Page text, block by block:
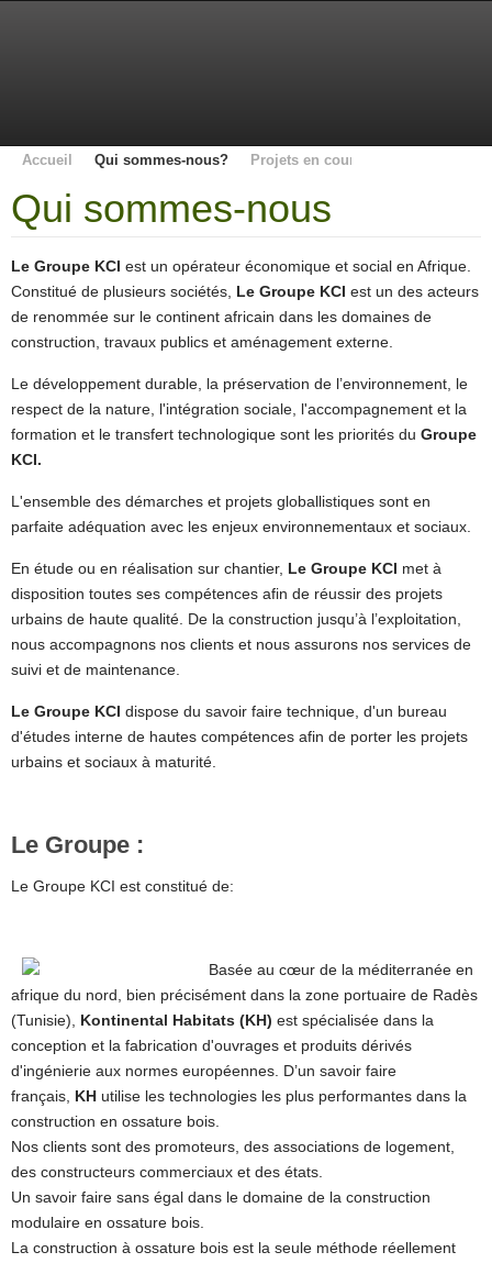
Accueil Qui sommes-nous? Projets en cours
Qui sommes-nous
Le Groupe KCI est un opérateur économique et social en Afrique.
Constitué de plusieurs sociétés, Le Groupe KCI est un des acteurs
de renommée sur le continent africain dans les domaines de
construction, travaux publics et aménagement externe.
Le développement durable, la préservation de l’environnement, le
respect de la nature, l'intégration sociale, l'accompagnement et la
formation et le transfert technologique sont les priorités du Groupe
KCI.
L'ensemble des démarches et projets globallistiques sont en
parfaite adéquation avec les enjeux environnementaux et sociaux.
En étude ou en réalisation sur chantier, Le Groupe KCI met à
disposition toutes ses compétences afin de réussir des projets
urbains de haute qualité. De la construction jusqu’à l’exploitation,
nous accompagnons nos clients et nous assurons nos services de
suivi et de maintenance.
Le Groupe KCI dispose du savoir faire technique, d'un bureau
d'études interne de hautes compétences afin de porter les projets
urbains et sociaux à maturité.
Le Groupe :
Le Groupe KCI est constitué de:
Basée au cœur de la méditerranée en
afrique du nord, bien précisément dans la zone portuaire de Radès
(Tunisie), Kontinental Habitats (KH) est spécialisée dans la
conception et la fabrication d'ouvrages et produits dérivés
d'ingénierie aux normes européennes. D’un savoir faire
français, KH utilise les technologies les plus performantes dans la
construction en ossature bois.
Nos clients sont des promoteurs, des associations de logement,
des constructeurs commerciaux et des états.
Un savoir faire sans égal dans le domaine de la construction
modulaire en ossature bois.
La construction à ossature bois est la seule méthode réellement